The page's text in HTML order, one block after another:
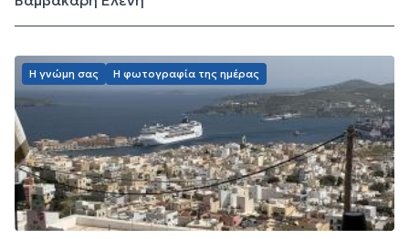
Η γνώμη σας Η φωτογραφία της ημέρας